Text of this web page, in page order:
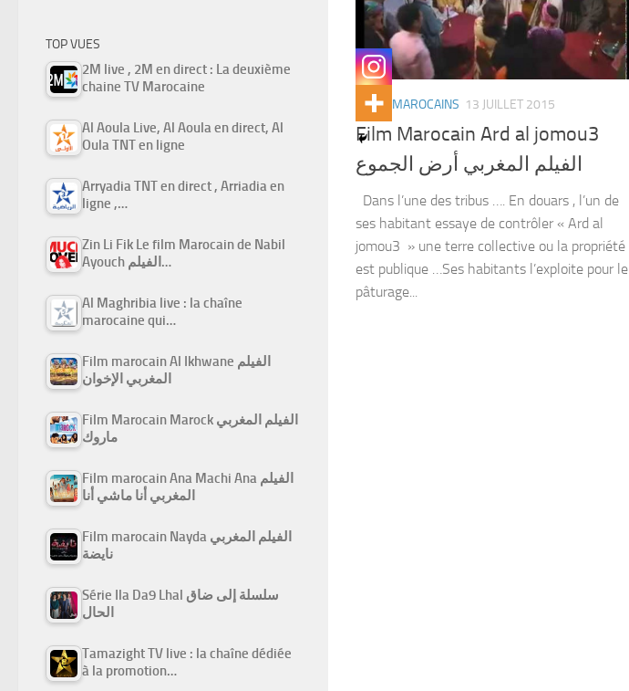
FILMS MAROCAINS 13 JUILLET 2015
Film Marocain Ard al jomou3
الفيلم المغربي أرض الجموع
Dans l’une des tribus …. En douars , l’un de
ses habitant essaye de contrôler « Ard al
jomou3 » une terre collective ou la propriété
est publique …Ses habitants l’exploite pour le
pâturage...
TOP VUES
2M live , 2M en direct : La deuxième
chaine TV Marocaine
Al Aoula Live, Al Aoula en direct, Al
Oula TNT en ligne
Arryadia TNT en direct , Arriadia en
ligne ,…
Zin Li Fik Le film Marocain de Nabil
Ayouch الفيلم…
Al Maghribia live : la chaîne
marocaine qui…
Film marocain Al Ikhwane الفيلم
المغربي الإخوان
Film Marocain Marock الفيلم المغربي
ماروك
Film marocain Ana Machi Ana الفيلم
المغربي أنا ماشي أنا
Film marocain Nayda الفيلم المغربي
نايضة
Série Ila Da9 Lhal سلسلة إلى ضاق
الحال
Tamazight TV live : la chaîne dédiée
à la promotion…